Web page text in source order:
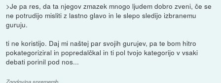
>Je pa res, da ta njegov zmazek mnogo ljudem dobro zveni, če se
ne potrudijo misliti z lastno glavo in le slepo sledijo izbranemu
guruju.
ti ne koristijo. Daj mi naštej par svojih gurujev, pa te bom hitro
pokategoriziral in popredalčkal in ti pol tvojo kategorijo v vsaki
debati porinil pod nos...